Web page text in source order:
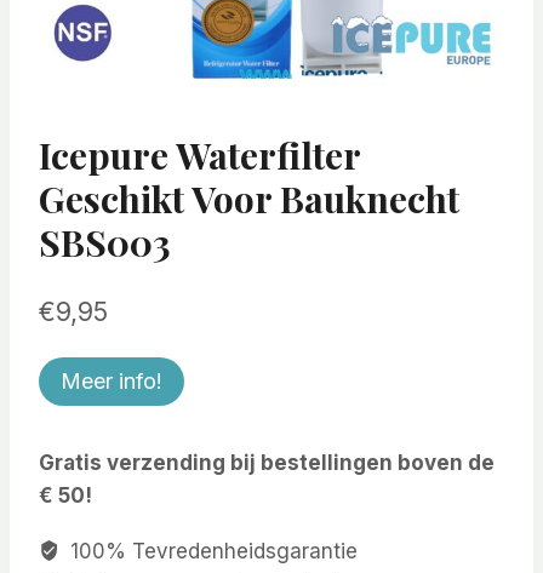
Icepure Waterfilter
Geschikt Voor Bauknecht
SBS003
€9,95
Meer info!
Gratis verzending bij bestellingen boven de
€ 50!
100% Tevredenheidsgarantie